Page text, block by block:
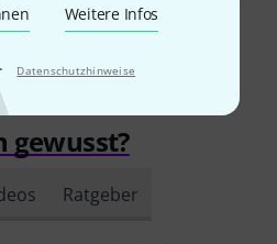
Weitere Infos
· Datenschutzhinweise
lesen
gewusst?
Ratgeber